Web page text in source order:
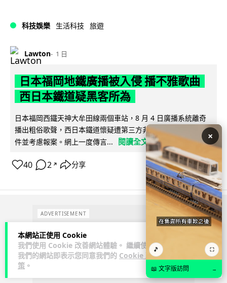
本網站正使用 Cookie
我們使用 Cookie 改善網站體驗。 繼續使用
我們的網站即表示您同意我們的 Cookie 政
策 。
科技娛樂 生活科技 旅遊
Lawton 1 日
日本福岡地鐵廣播被入侵 播不雅歌曲
西日本鐵道疑黑客所為
日本福岡西鐵天神大牟田線兩個車站，8 月 4 日廣播系統離奇
播出粗俗歌聲，西日本鐵道懷疑遭第三方非法入侵，正調查事
件並考慮報案。網上一度傳言...
閱讀全文
40 2 ↗ 分享
ADVERTISEMENT
×
🎵 ⛶
📖 文字版訪問 →